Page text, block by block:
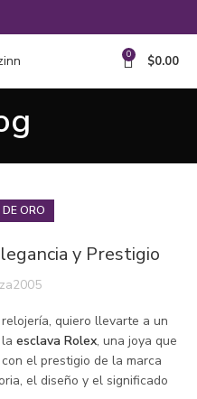
0 $0.00
ORO
y Prestigio
quiero llevarte a un
esclava Rolex, una joya que
el prestigio de la marca
el diseño y el significado